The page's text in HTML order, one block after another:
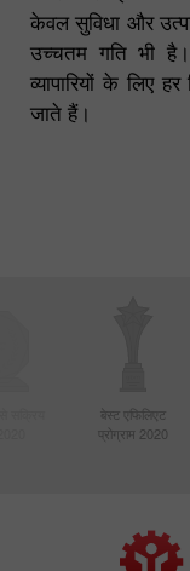
केवल सुविधा और
उच्चतम गति भी
व्यापारियों के लिए
जाते हैं।
बेस्ट एफिलिएट
प्रोग्राम 2020